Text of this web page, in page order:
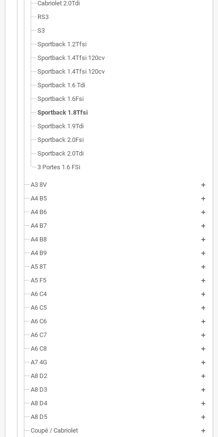
Cabriolet 2.0Tdi
RS3
S3
Sportback 1.2Tfsi
Sportback 1.4Tfsi 120cv
Sportback 1.4Tfsi 120cv
Sportback 1.6 Tdi
Sportback 1.6Fsi
Sportback 1.8Tfsi
Sportback 1.9Tdi
Sportback 2.0Fsi
Sportback 2.0Tdi
3 Portes 1.6 FSi
A3 8V
A4 B5
A4 B6
A4 B7
A4 B8
A4 B9
A5 8T
A5 F5
A6 C4
A6 C5
A6 C6
A6 C7
A6 C8
A7 4G
A8 D2
A8 D3
A8 D4
A8 D5
Coupé / Cabriolet